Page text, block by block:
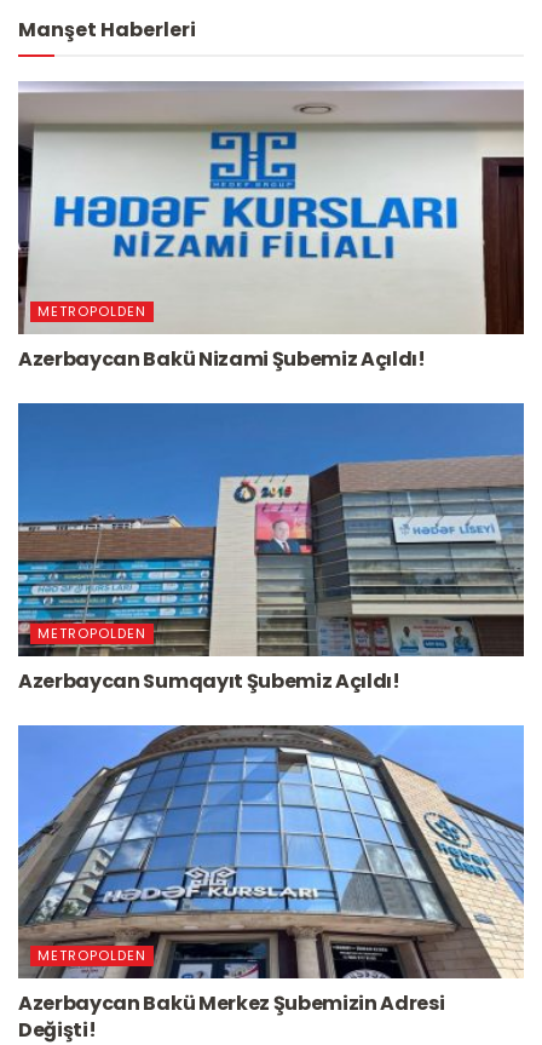
Manşet Haberleri
METROPOLDEN
Azerbaycan Bakü Nizami Şubemiz Açıldı!
METROPOLDEN
Azerbaycan Sumqayıt Şubemiz Açıldı!
METROPOLDEN
Azerbaycan Bakü Merkez Şubemizin Adresi
Değişti!